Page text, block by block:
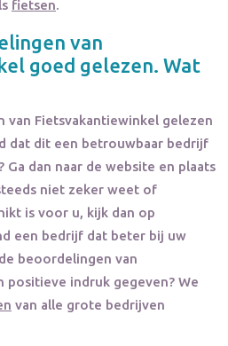
fietsen.
van
goed gelezen. Wat
van Fietsvakantiewinkel gelezen
dat dit een betrouwbaar bedrijf
Ga dan naar de website en plaats
niet zeker weet of
is voor u, kijk dan op
een bedrijf dat beter bij uw
beoordelingen van
positieve indruk gegeven? We
van alle grote bedrijven